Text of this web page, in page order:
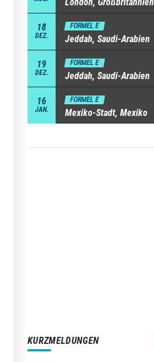
18
DEZ.
FORMEL E
Jeddah, Saudi-Arabien
19
DEZ.
FORMEL E
Jeddah, Saudi-Arabien
16
JAN.
FORMEL E
Mexiko-Stadt, Mexiko
KURZMELDUNGEN